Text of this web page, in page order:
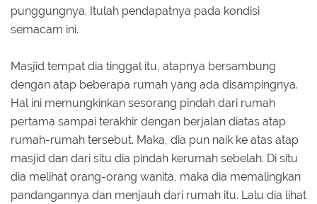
punggungnya. Itulah pendapatnya pada kondisi
semacam ini.
Masjid tempat dia tinggal itu, atapnya bersambung
dengan atap beberapa rumah yang ada disampingnya.
Hal ini memungkinkan sesorang pindah dari rumah
pertama sampai terakhir dengan berjalan diatas atap
rumah-rumah tersebut. Maka, dia pun naik ke atas atap
masjid dan dari situ dia pindah kerumah sebelah. Di situ
dia melihat orang-orang wanita, maka dia memalingkan
pandangannya dan menjauh dari rumah itu. Lalu dia lihat